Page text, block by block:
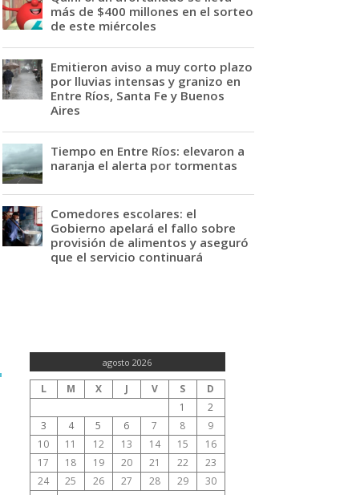
más de $400 millones en el sorteo
de este miércoles
Emitieron aviso a muy corto plazo
por lluvias intensas y granizo en
Entre Ríos, Santa Fe y Buenos
Aires
Tiempo en Entre Ríos: elevaron a
naranja el alerta por tormentas
Comedores escolares: el
Gobierno apelará el fallo sobre
provisión de alimentos y aseguró
que el servicio continuará
agosto 2026
L M X J V S
D
1
2
3
4 5 6 7 8
9
10
11 12 13 14 15
16
17
18 19 20 21 22
23
24
25 26 27 28 29
30